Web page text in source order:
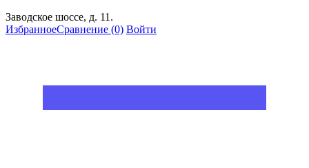
Заводское шоссе, д. 11.
ИзбранноеСравнение (0) Войти